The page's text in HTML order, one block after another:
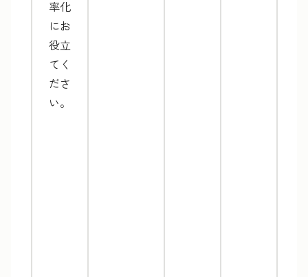
率化
にお
役立
てく
ださ
い。